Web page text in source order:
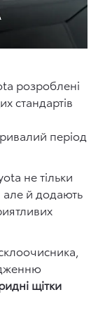
розроблені
стандартів
період
не тільки
й додають
щітки